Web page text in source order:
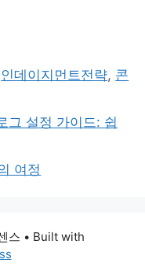
인데이지먼트전략, 콘
그 설정 가이드: 쉽
여정
스 • Built with